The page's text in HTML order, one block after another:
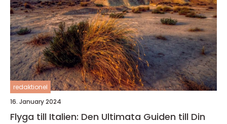
redaktionel
16. January 2024
Flyga till Italien: Den Ultimata Guiden till Din